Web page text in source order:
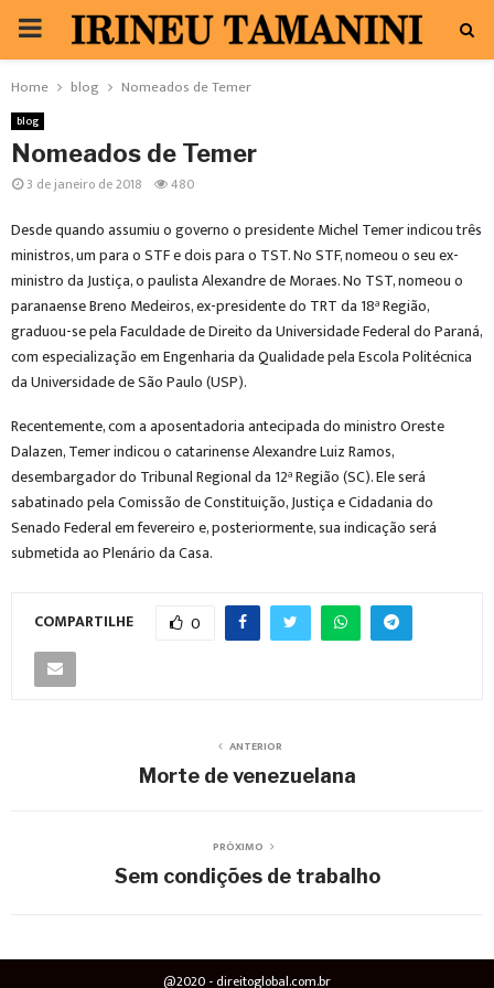
PRIMARY
MENU
Home blog Nomeados de Temer
blog
Nomeados de Temer
3 de janeiro de 2018 480
Desde quando assumiu o governo o presidente Michel Temer indicou três
ministros, um para o STF e dois para o TST. No STF, nomeou o seu ex-
ministro da Justiça, o paulista Alexandre de Moraes. No TST, nomeou o
paranaense Breno Medeiros, ex-presidente do TRT da 18ª Região,
graduou-se pela Faculdade de Direito da Universidade Federal do Paraná,
com especialização em Engenharia da Qualidade pela Escola Politécnica
da Universidade de São Paulo (USP).
Recentemente, com a aposentadoria antecipada do ministro Oreste
Dalazen, Temer indicou o catarinense Alexandre Luiz Ramos,
desembargador do Tribunal Regional da 12ª Região (SC). Ele será
sabatinado pela Comissão de Constituição, Justiça e Cidadania do
Senado Federal em fevereiro e, posteriormente, sua indicação será
submetida ao Plenário da Casa.
COMPARTILHE 0
ANTERIOR
Morte de venezuelana
PRÓXIMO
Sem condições de trabalho
@2020 - direitoglobal.com.br